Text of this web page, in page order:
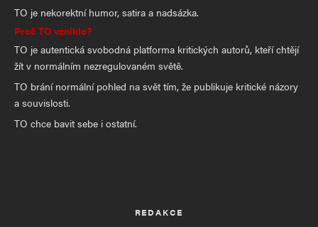
TO je nekorektní humor, satira a nadsázka.
Proč TO vzniklo?
TO je autentická svobodná platforma kritických autorů, kteří chtějí
žít v normálním nezregulovaném světě.
TO brání normální pohled na svět tím, že publikuje kritické názory
a souvislosti.
TO chce bavit sebe i ostatní.
REDAKCE